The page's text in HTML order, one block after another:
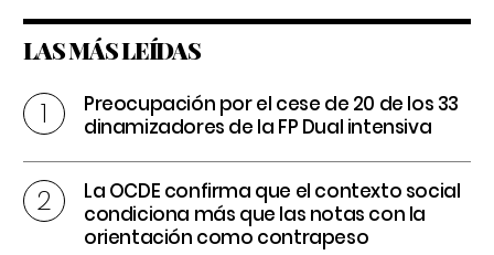
LAS MÁS LEÍDAS
Preocupación por el cese de 20 de los 33
dinamizadores de la FP Dual intensiva
La OCDE confirma que el contexto social
condiciona más que las notas con la
orientación como contrapeso